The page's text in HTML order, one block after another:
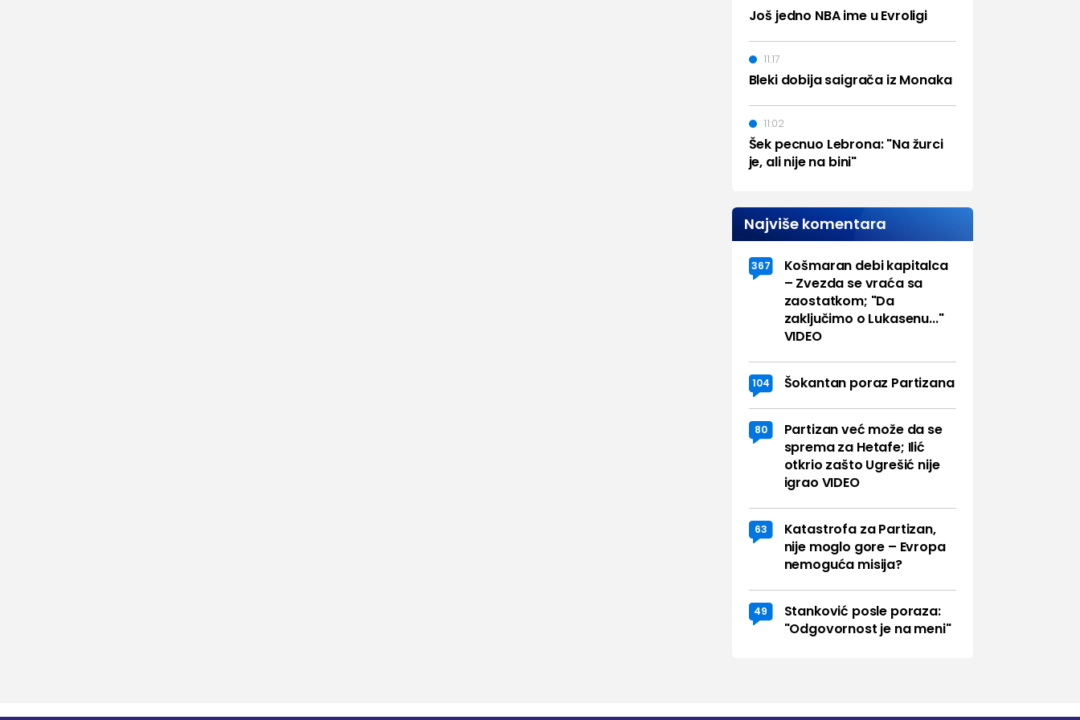
Još jedno NBA ime u Evroligi
Bleki dobija saigrača iz Monaka
11:17
Šek pecnuo Lebrona: "Na žurci
je, ali nije na bini"
11:02
Najviše komentara
367
Košmaran debi kapitalca
– Zvezda se vraća sa
zaostatkom; "Da
zaključimo o Lukasenu..."
VIDEO
104 Šokantan poraz Partizana
80
Partizan već može da se
sprema za Hetafe; Ilić
otkrio zašto Ugrešić nije
igrao VIDEO
63
Katastrofa za Partizan,
nije moglo gore – Evropa
nemoguća misija?
49
Stanković posle poraza:
"Odgovornost je na meni"